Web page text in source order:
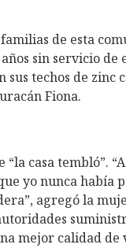
de esta
sin servicio de
techos de zinc
Fiona.
casa tembló”.
yo nunca había
agregó la
mejor calidad de